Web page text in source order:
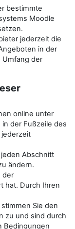
bestimmte
Moodle
jederzeit die
in der
Umfang der
online unter
der Fußzeile des
Abschnitt
ändern.
der
hat. Durch Ihren
Sie den
zu und sind durch
Bedingungen